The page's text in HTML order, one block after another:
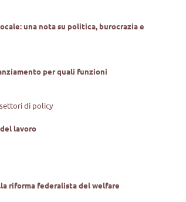
una nota su politica, burocrazia e
per quali funzioni
di policy
lavoro
riforma federalista del welfare